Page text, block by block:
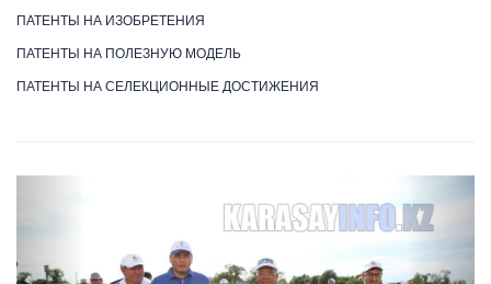
ПАТЕНТЫ НА ИЗОБРЕТЕНИЯ
ПАТЕНТЫ НА ПОЛЕЗНУЮ МОДЕЛЬ
ПАТЕНТЫ НА СЕЛЕКЦИОННЫЕ ДОСТИЖЕНИЯ